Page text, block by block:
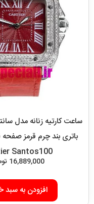
ساعت کارتیه زنانه مدل
Santos100
16,889,000
افزودن به سبد